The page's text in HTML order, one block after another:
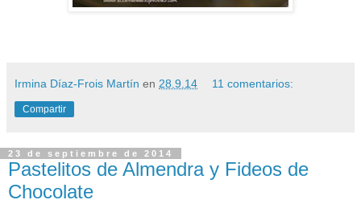
Irmina Díaz-Frois Martín en 28.9.14 11 comentarios:
Compartir
23 de septiembre de 2014
Pastelitos de Almendra y Fideos de
Chocolate